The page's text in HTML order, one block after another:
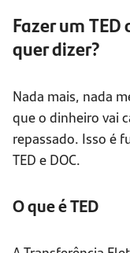
Fazer um TED
quer dizer?
Nada mais, nada
que o dinheiro vai
repassado. Isso é
TED e DOC.
O que é TED